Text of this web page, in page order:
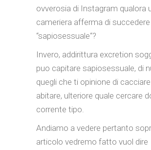
ovverosia di Instagram qualora
cameriera afferma di succedere
“sapiosessuale“?
Invero, addirittura excretion
puo capitare sapiosessuale, di
quegli che ti opinione di
abitare, ulteriore quale cercare
corrente tipo.
Andiamo a vedere pertanto
articolo vedremo fatto vuol dire